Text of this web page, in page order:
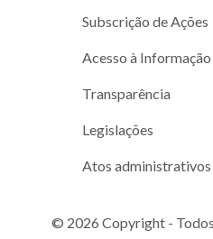
Subscrição de Ações
Acesso à Informação
Transparência
Legislações
Atos administrativos
© 2026 Copyright -